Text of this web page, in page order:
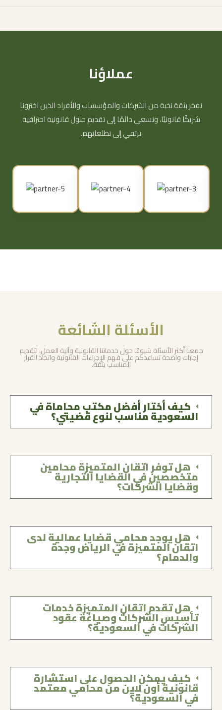
عملاؤنا
نفخر بثقة نخبة من الشركات والمؤسسات والأفراد الذين اخترونا
شريكًا قانونيًا، ونسعى دائمًا إلى تقديم حلول قانونية احترافية
ترتقي إلى تطلعاتهم.
الأسئلة الشائعة
جمعنا أكثر الأسئلة شيوعًا حول خدماتنا القانونية وآلية العمل، لتقديم
إجابات واضحة تساعدكم على فهم الإجراءات القانونية واتخاذ القرار
المناسب بثقة.
كيف أختار أفضل مكتب محاماة في
السعودية مناسب لنوع قضيتي؟
هل توفر اتقان المتميزة محامين
متخصصين في القضايا التجارية
وقضايا الشركات؟
هل يوجد محامي قضايا عمالية لدى
اتقان المتميزة في الرياض وجدة
والدمام؟
هل تقدم اتقان المتميزة خدمات
تأسيس الشركات وصياغة عقود
الشركات في السعودية؟
كيف يمكن الحصول على استشارة
قانونية أون لاين من محامي معتمد
في السعودية؟